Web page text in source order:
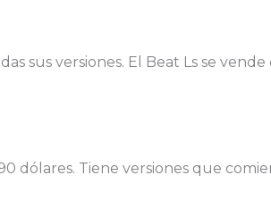
sus versiones. El Beat Ls se
dólares. Tiene versiones que